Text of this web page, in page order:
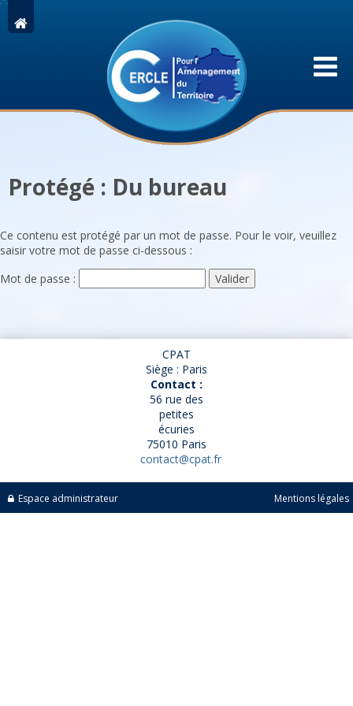
Protégé : Du bureau
Ce contenu est protégé par un mot de passe. Pour le voir, veuillez
saisir votre mot de passe ci-dessous :
Mot de passe :
CPAT
Siège : Paris
Contact :
56 rue des
petites
écuries
75010 Paris
contact@cpat.fr
Espace administrateur Mentions légales